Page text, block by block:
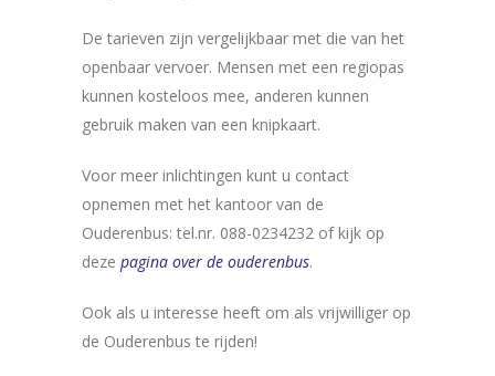
De tarieven zijn vergelijkbaar met die van het
openbaar vervoer. Mensen met een regiopas
kunnen kosteloos mee, anderen kunnen
gebruik maken van een knipkaart.
Voor meer inlichtingen kunt u contact
opnemen met het kantoor van de
Ouderenbus: tel.nr. 088-0234232 of kijk op
deze pagina over de ouderenbus.
Ook als u interesse heeft om als vrijwilliger op
de Ouderenbus te rijden!